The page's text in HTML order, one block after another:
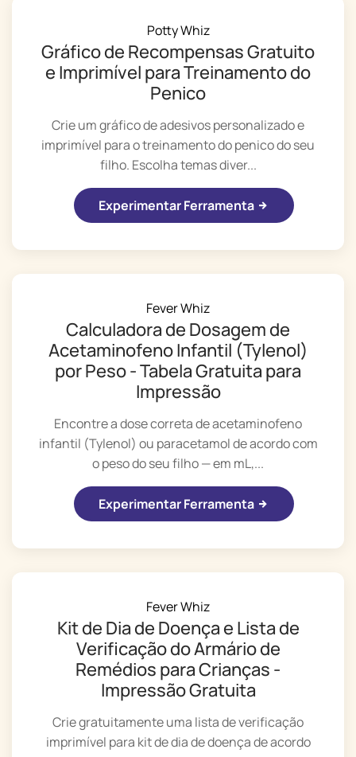
Potty Whiz
Gráfico de Recompensas Gratuito
e Imprimível para Treinamento do
Penico
Crie um gráfico de adesivos personalizado e
imprimível para o treinamento do penico do seu
filho. Escolha temas diver...
Experimentar Ferramenta
Fever Whiz
Calculadora de Dosagem de
Acetaminofeno Infantil (Tylenol)
por Peso - Tabela Gratuita para
Impressão
Encontre a dose correta de acetaminofeno
infantil (Tylenol) ou paracetamol de acordo com
o peso do seu filho — em mL,...
Experimentar Ferramenta
Fever Whiz
Kit de Dia de Doença e Lista de
Verificação do Armário de
Remédios para Crianças -
Impressão Gratuita
Crie gratuitamente uma lista de verificação
imprimível para kit de dia de doença de acordo